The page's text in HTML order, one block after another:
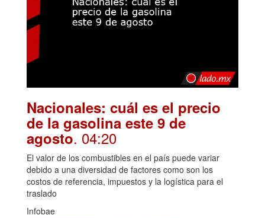
Nacionales: cuál es el precio
de la gasolina este 9 de
agosto. 04:20
El valor de los combustibles en el país puede variar
debido a una diversidad de factores como son los
costos de referencia, impuestos y la logística para el
traslado
Infobae